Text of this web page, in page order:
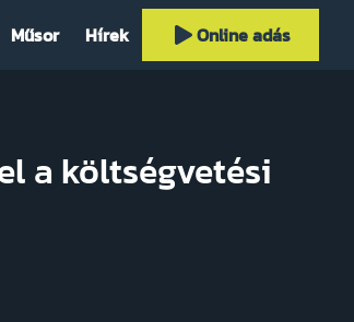
Műsor Hírek Online adás
a költségvetési